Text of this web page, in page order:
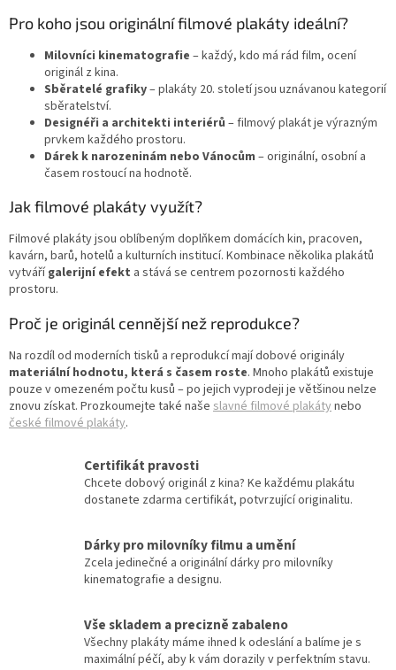
ý
i
u
Pro koho jsou originální filmové plakáty ideální?
Milovníci kinematografie – každý, kdo má rád film, ocení
originál z kina.
Sběratelé grafiky– plakáty 20. století jsou uznávanou kategorií
sběratelství.
Designéři a architekti interiérů – filmový plakát je výrazným
prvkem každého prostoru.
Dárek k narozeninám nebo Vánocům – originální, osobní a
časem rostoucí na hodnotě.
Jak filmové plakáty využít?
Filmové plakáty jsou oblíbeným doplňkem domácích kin, pracoven,
kavárn, barů, hotelů a kulturních institucí. Kombinace několika plakátů
vytvářígalerijní efekt a stává se centrem pozornosti každého
prostoru.
Proč je originál cennější než reprodukce?
Na rozdíl od moderních tisků a reprodukcí mají dobové originály
materiální hodnotu, která s časem roste. Mnoho plakátů existuje
pouze v omezeném počtu kusů – po jejich vyprodeji je většinou nelze
znovu získat. Prozkoumejte také naše slavné filmové plakátynebo
české filmové plakáty.
Certifikát pravosti
Chcete dobový originál z kina? Ke každému plakátu
dostanete zdarma certifikát, potvrzující originalitu.
Dárky pro milovníky filmu a umění
Zcela jedinečné a originální dárky pro milovníky
kinematografie a designu.
Vše skladem a precizně zabaleno
Všechny plakáty máme ihned k odeslání a balíme je s
maximální péčí, aby k vám dorazily v perfektním stavu.